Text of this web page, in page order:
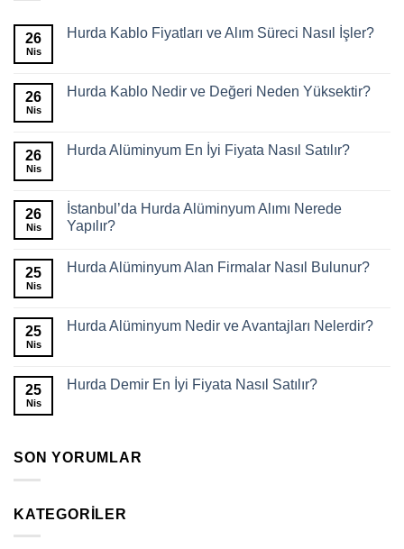
26
Nis
Hurda Kablo Fiyatları ve Alım Süreci Nasıl İşler?
26
Nis
Hurda Kablo Nedir ve Değeri Neden Yüksektir?
26
Nis
Hurda Alüminyum En İyi Fiyata Nasıl Satılır?
26
Nis
İstanbul’da Hurda Alüminyum Alımı Nerede
Yapılır?
25
Nis
Hurda Alüminyum Alan Firmalar Nasıl Bulunur?
25
Nis
Hurda Alüminyum Nedir ve Avantajları Nelerdir?
25
Nis
Hurda Demir En İyi Fiyata Nasıl Satılır?
SON YORUMLAR
KATEGORILER